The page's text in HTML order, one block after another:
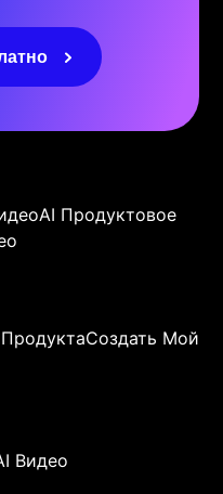
AI Продуктовое
Создать Мой
Видео